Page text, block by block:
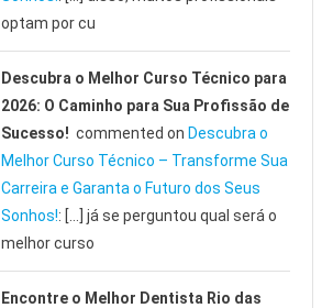
optam por cu
Descubra o Melhor Curso Técnico para
2026: O Caminho para Sua Profissão de
Sucesso! commented onDescubra o
Melhor Curso Técnico – Transforme Sua
Carreira e Garanta o Futuro dos Seus
Sonhos!: […] já se perguntou qual será o
melhor curso
Encontre o Melhor Dentista Rio das